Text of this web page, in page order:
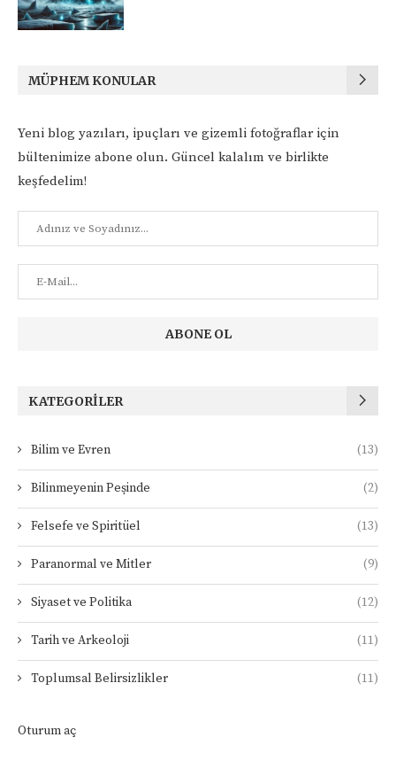
MÜPHEM KONULAR
Yeni blog yazıları, ipuçları ve gizemli fotoğraflar için
bültenimize abone olun. Güncel kalalım ve birlikte
keşfedelim!
KATEGORILER
Bilim ve Evren (13)
Bilinmeyenin Peşinde (2)
Felsefe ve Spiritüel (13)
Paranormal ve Mitler (9)
Siyaset ve Politika (12)
Tarih ve Arkeoloji (11)
Toplumsal Belirsizlikler (11)
Oturum aç